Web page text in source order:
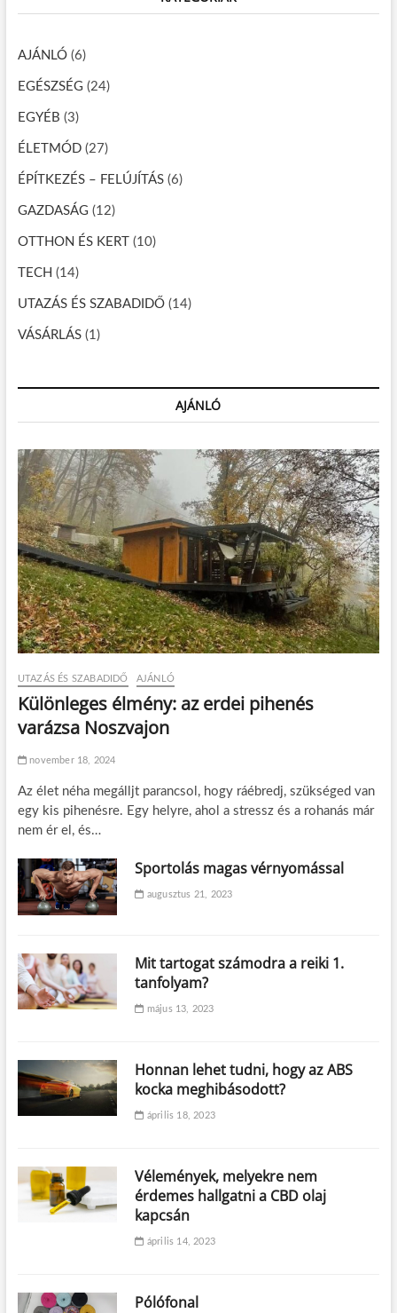
s
n
a
v
i
g
á
c
i
ó
:
h
AJÁNLÓ(6)
EGÉSZSÉG (24)
EGYÉB (3)
ÉLETMÓD(27)
ÉPÍTKEZÉS – FELÚJÍTÁS(6)
GAZDASÁG (12)
OTTHON ÉS KERT (10)
TECH (14)
UTAZÁS ÉS SZABADIDŐ(14)
VÁSÁRLÁS(1)
AJÁNLÓ
UTAZÁS ÉS SZABADIDŐ AJÁNLÓ
Különleges élmény: az erdei pihenés
varázsa Noszvajon
november 18, 2024
Az élet néha megálljt parancsol, hogy ráébredj, szükséged van
egy kis pihenésre. Egy helyre, ahol a stressz és a rohanás már
nem ér el, és…
Sportolás magas vérnyomással
augusztus 21, 2023
Mit tartogat számodra a reiki 1.
tanfolyam?
május 13, 2023
Honnan lehet tudni, hogy az ABS
kocka meghibásodott?
április 18, 2023
Vélemények, melyekre nem
érdemes hallgatni a CBD olaj
kapcsán
április 14, 2023
Pólófonal